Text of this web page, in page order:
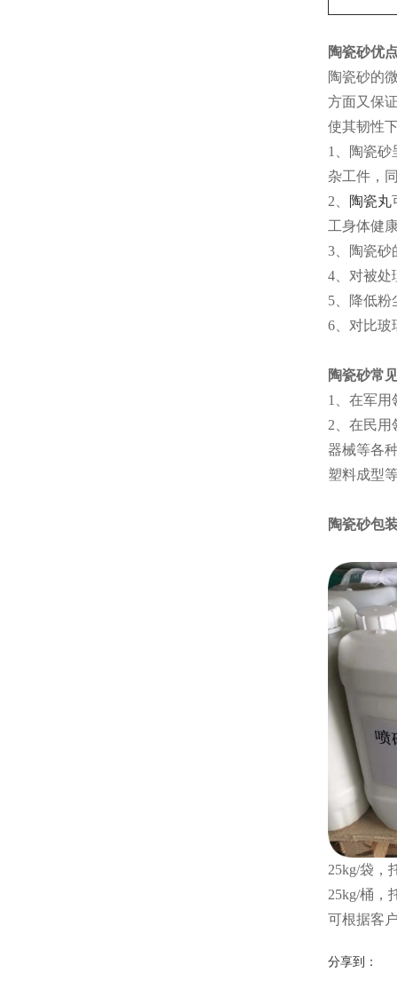
陶瓷砂优
陶瓷砂的
方面又保
使其韧性
1、陶瓷砂
杂工件，
2、
陶瓷丸
工身体健
3、陶瓷砂
4、对被处
5、降低粉
6、对比玻
陶瓷砂常
1、在军
2、在民
器械等各
塑料成型
陶瓷砂包
25kg/袋，
25kg/桶，
可根据客
分享到：